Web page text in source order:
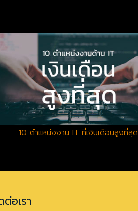
10 ตำแหน่งงาน IT ที่เงินเดือนสูงที่สุด
อเรา